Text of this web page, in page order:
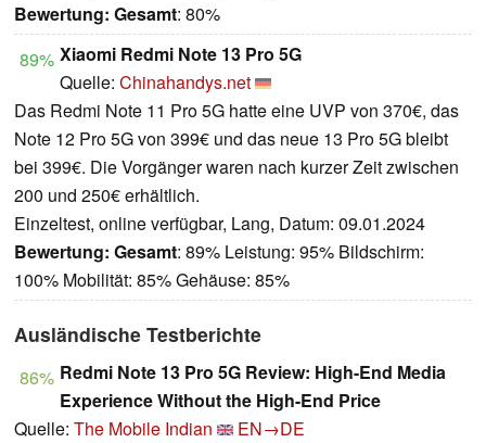
Bewertung: Gesamt: 80%
89% Xiaomi Redmi Note 13 Pro 5G
Quelle: Chinahandys.net
Das Redmi Note 11 Pro 5G hatte eine UVP von 370€, das
Note 12 Pro 5G von 399€ und das neue 13 Pro 5G bleibt
bei 399€. Die Vorgänger waren nach kurzer Zeit zwischen
200 und 250€ erhältlich.
Einzeltest, online verfügbar, Lang, Datum: 09.01.2024
Bewertung: Gesamt: 89% Leistung: 95% Bildschirm:
100% Mobilität: 85% Gehäuse: 85%
Ausländische Testberichte
86% Redmi Note 13 Pro 5G Review: High-End Media
Experience Without the High-End Price
Quelle: The Mobile Indian
EN→DE